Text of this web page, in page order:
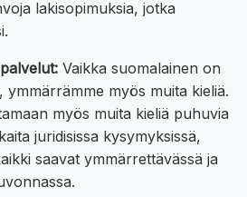
lakisopimuksia, jotka
Vaikka suomalainen on
ymmärrämme myös muita kieliä.
myös muita kieliä puhuvia
juridisissa kysymyksissä,
saavat ymmärrettävässä ja